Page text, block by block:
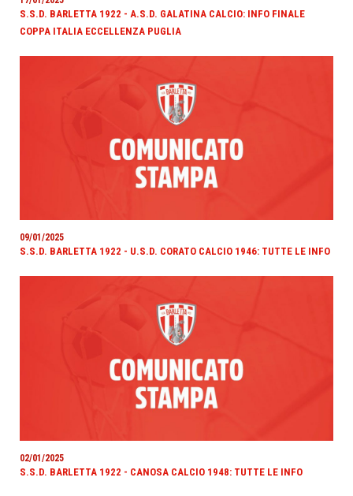
S.S.D. BARLETTA 1922 - A.S.D. GALATINA CALCIO: INFO FINALE
COPPA ITALIA ECCELLENZA PUGLIA
09/01/2025
S.S.D. BARLETTA 1922 - U.S.D. CORATO CALCIO 1946: TUTTE LE INFO
02/01/2025
S.S.D. BARLETTA 1922 - CANOSA CALCIO 1948: TUTTE LE INFO